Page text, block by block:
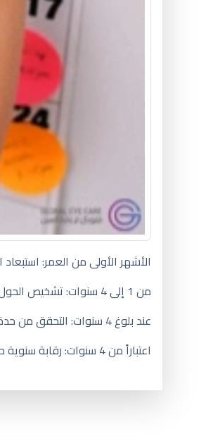
الأشهر الأولى من العمر:
من 1 إلى 4 سنوات: تشخيص الحول وغيرها من اضطرابات في حركية العين والعيوب الانكسارية (قصر النظر، طول النظر والاستجماتيزم).
عند بلوغ 4 سنوات: التحقق من حدة البصر والأخطاء الانكسارية. استبعاد وجود العين الكسولة.
اعتباراً من 4 سنوات: رقابة سنوية حتى بلوغ 14 سنة
لون عيون الطفل